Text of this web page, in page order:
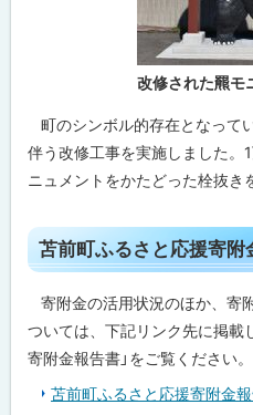
改修された羆モ
町のシンボル的存在となって
伴う改修工事を実施しました。
ニュメントをかたどった栓抜
ト
ッ
プ
に
戻
苫前町ふるさと応援寄附
寄附金の活用状況のほか、寄
ついては、下記リンク先に掲載
寄附金報告書」をご覧ください。
苫前町ふるさと応援寄附金